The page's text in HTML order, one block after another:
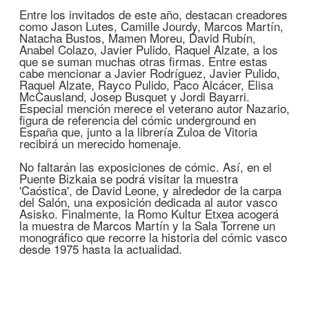
Entre los invitados de este año, destacan creadores
como Jason Lutes, Camille Jourdy, Marcos Martín,
Natacha Bustos, Mamen Moreu, David Rubín,
Anabel Colazo, Javier Pulido, Raquel Alzate, a los
que se suman muchas otras firmas. Entre estas
cabe mencionar a Javier Rodríguez, Javier Pulido,
Raquel Alzate, Rayco Pulido, Paco Alcácer, Elisa
McCausland, Josep Busquet y Jordi Bayarri.
Especial mención merece el veterano autor Nazario,
figura de referencia del cómic underground en
España que, junto a la librería Zuloa de Vitoria
recibirá un merecido homenaje.
No faltarán las exposiciones de cómic. Así, en el
Puente Bizkaia se podrá visitar la muestra
'Caóstica', de David Leone, y alrededor de la carpa
del Salón, una exposición dedicada al autor vasco
Asisko. Finalmente, la Romo Kultur Etxea acogerá
la muestra de Marcos Martín y la Sala Torrene un
monográfico que recorre la historia del cómic vasco
desde 1975 hasta la actualidad.